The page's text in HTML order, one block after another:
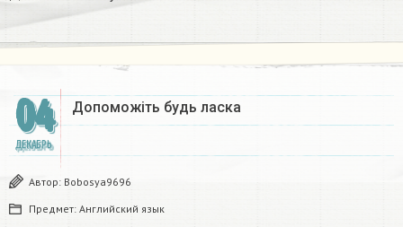
04
ДЕКАБРЬ
Допоможіть будь ласка
Автор: Bobosya9696
Предмет: Английский язык